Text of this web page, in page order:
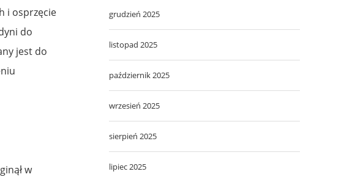
i osprzęcie
do
jest do
w
grudzień 2025
listopad 2025
październik 2025
wrzesień 2025
sierpień 2025
lipiec 2025